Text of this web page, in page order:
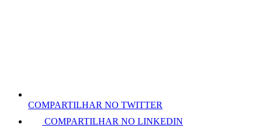
COMPARTILHAR NO TWITTER
COMPARTILHAR NO LINKEDIN